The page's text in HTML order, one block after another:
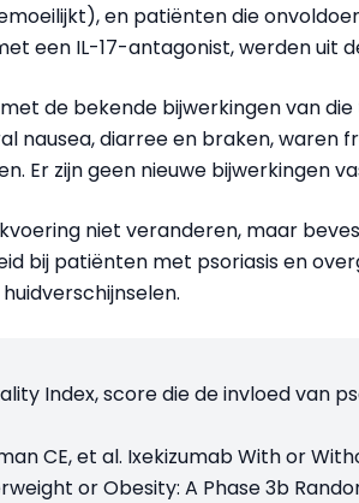
en patiënten die
een IL-17-antagonist, werden uit
de bekende bijwerkingenvan
nausea, diarree en braken, waren
Er zijn geen nieuwe bijwerkingen
niet veranderen, maar
bij patiënten met psoriasis en
Index, score die de invloed van
CE, et al. Ixekizumab With or
or Obesity: A Phase 3b